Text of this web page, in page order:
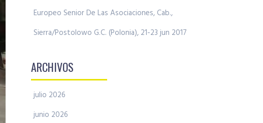
Europeo Senior De Las Asociaciones, Cab.,
Sierra/Postolowo G.C. (Polonia), 21-23 jun 2017
ARCHIVOS
julio 2026
junio 2026